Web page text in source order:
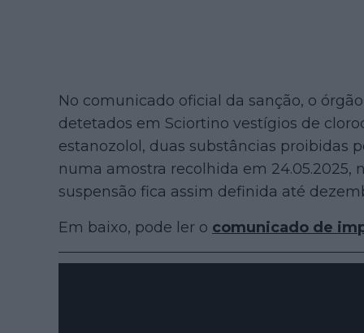
No comunicado oficial da sanção, o
detetados em Sciortino vestígios de
estanozolol, duas substâncias proibidas
numa amostra recolhida em 24.05.2025,
suspensão fica assim definida até
Em baixo, pode ler o comunicado de